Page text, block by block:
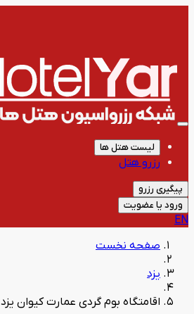
لیست هتل ها
رزرو هتل
پیگیری رزرو
ورود یا عضویت
EN
صفحه نخست
یزد
اقامتگاه بوم گردی عمارت کیوان یزد